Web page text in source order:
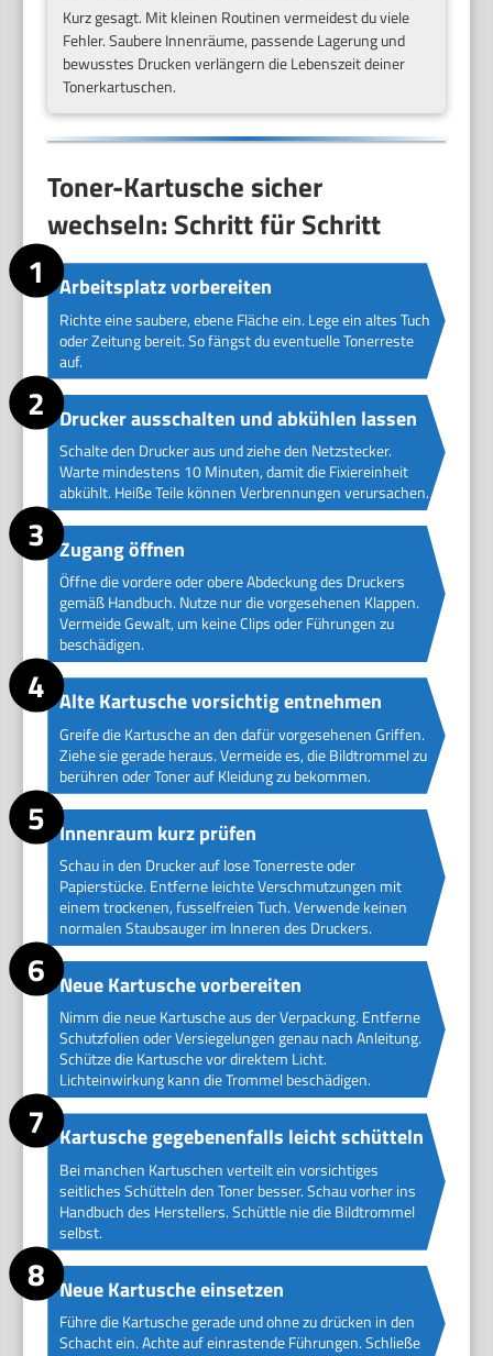
Kurz gesagt. Mit kleinen Routinen vermeidest du viele
Fehler. Saubere Innenräume, passende Lagerung und
bewusstes Drucken verlängern die Lebenszeit deiner
Tonerkartuschen.
Toner-Kartusche sicher
wechseln: Schritt für Schritt
Arbeitsplatz vorbereiten
Richte eine saubere, ebene Fläche ein. Lege ein altes Tuch
oder Zeitung bereit. So fängst du eventuelle Tonerreste
auf.
Drucker ausschalten und abkühlen lassen
Schalte den Drucker aus und ziehe den Netzstecker.
Warte mindestens 10 Minuten, damit die Fixiereinheit
abkühlt. Heiße Teile können Verbrennungen verursachen.
Zugang öffnen
Öffne die vordere oder obere Abdeckung des Druckers
gemäß Handbuch. Nutze nur die vorgesehenen Klappen.
Vermeide Gewalt, um keine Clips oder Führungen zu
beschädigen.
Alte Kartusche vorsichtig entnehmen
Greife die Kartusche an den dafür vorgesehenen Griffen.
Ziehe sie gerade heraus. Vermeide es, die Bildtrommel zu
berühren oder Toner auf Kleidung zu bekommen.
Innenraum kurz prüfen
Schau in den Drucker auf lose Tonerreste oder
Papierstücke. Entferne leichte Verschmutzungen mit
einem trockenen, fusselfreien Tuch. Verwende keinen
normalen Staubsauger im Inneren des Druckers.
Neue Kartusche vorbereiten
Nimm die neue Kartusche aus der Verpackung. Entferne
Schutzfolien oder Versiegelungen genau nach Anleitung.
Schütze die Kartusche vor direktem Licht.
Lichteinwirkung kann die Trommel beschädigen.
Kartusche gegebenenfalls leicht schütteln
Bei manchen Kartuschen verteilt ein vorsichtiges
seitliches Schütteln den Toner besser. Schau vorher ins
Handbuch des Herstellers. Schüttle nie die Bildtrommel
selbst.
Neue Kartusche einsetzen
Führe die Kartusche gerade und ohne zu drücken in den
Schacht ein. Achte auf einrastende Führungen. Schließe